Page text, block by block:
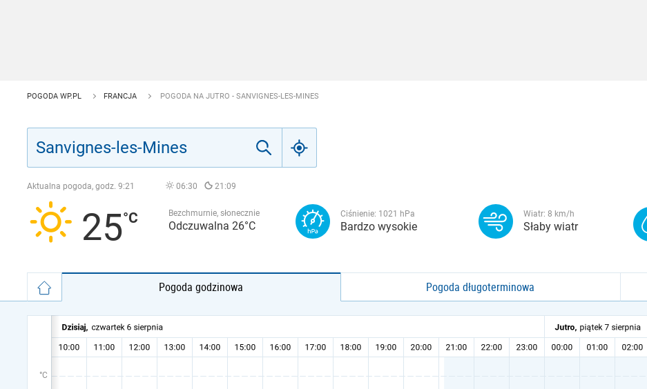
POGODA WP.PL FRANCJA POGODA NA JUTRO - SANVIGNES-LES-MINES
Aktualna pogoda, godz. 9:21 06:30 21:09
25 Bezchmurnie, słonecznie
Odczuwalna 26°C
Ciśnienie: 1021 hPa
Bardzo wysokie
Wiatr: 8 km/h
Słaby wiatr
Pogoda godzinowa Pogoda długoterminowa
°C